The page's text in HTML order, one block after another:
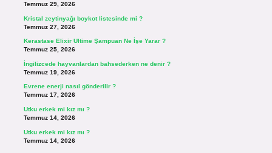
Temmuz 29, 2026
Kristal zeytinyağı boykot listesinde mi ?
Temmuz 27, 2026
Kerastase Elixir Ultime Şampuan Ne İşe Yarar ?
Temmuz 25, 2026
İngilizcede hayvanlardan bahsederken ne denir ?
Temmuz 19, 2026
Evrene enerji nasıl gönderilir ?
Temmuz 17, 2026
Utku erkek mi kız mı ?
Temmuz 14, 2026
Utku erkek mi kız mı ?
Temmuz 14, 2026